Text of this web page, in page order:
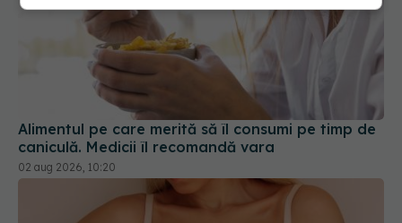
Alimentul pe care merită să îl consumi pe timp de
caniculă. Medicii îl recomandă vara
02 aug 2026, 10:20